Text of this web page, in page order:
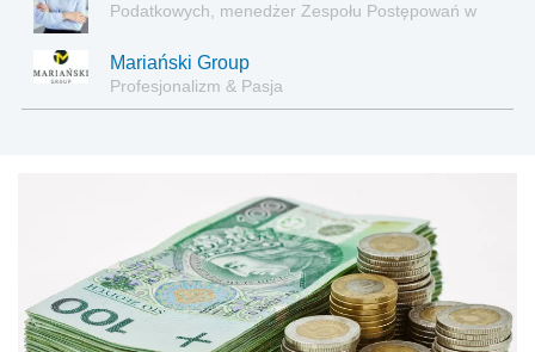
Podatkowych, menedżer Zespołu Postępowań w
Mariański Group
Profesjonalizm & Pasja